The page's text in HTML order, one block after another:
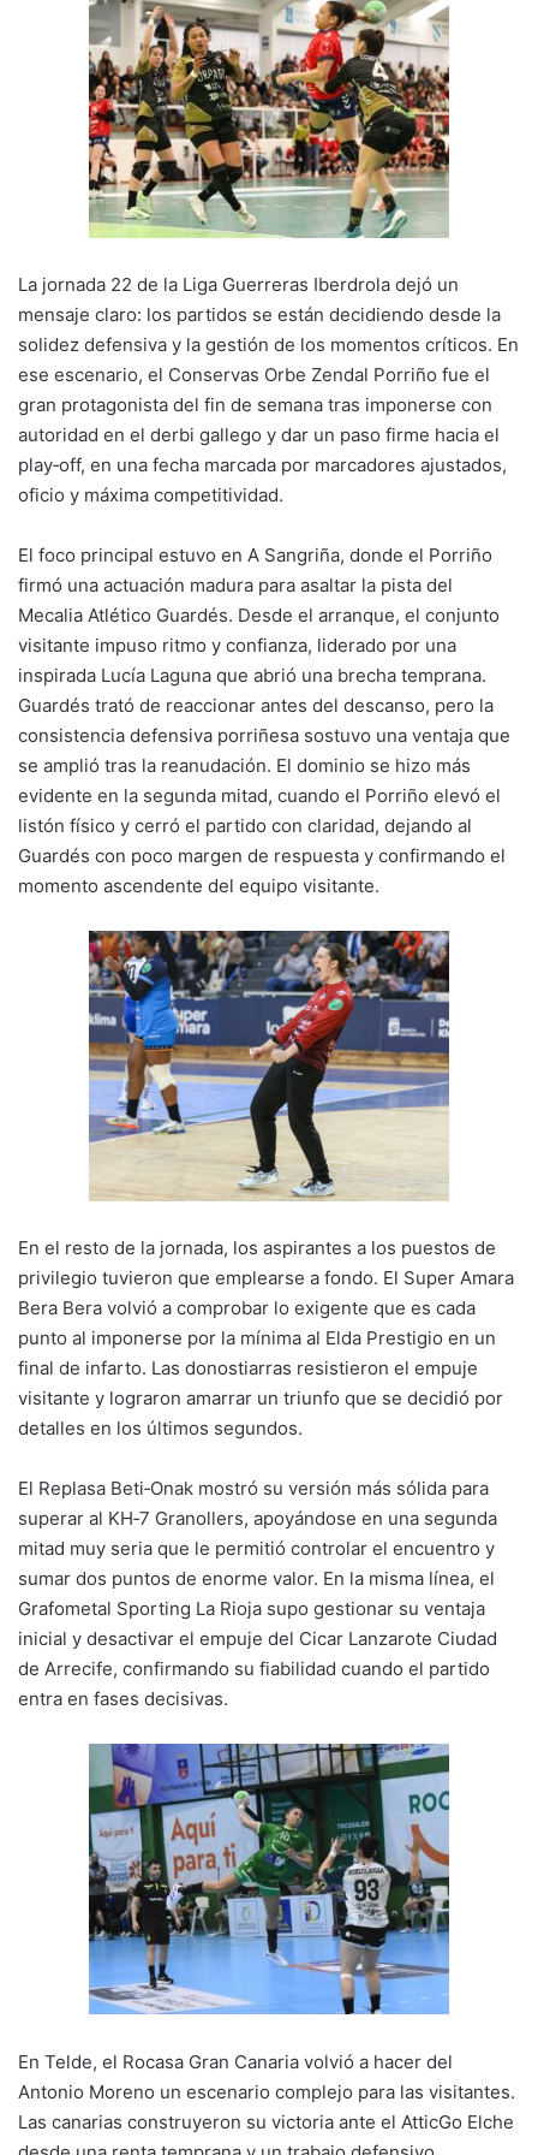
La jornada 22 de la Liga Guerreras Iberdrola dejó un
mensaje claro: los partidos se están decidiendo desde la
solidez defensiva y la gestión de los momentos críticos. En
ese escenario, el Conservas Orbe Zendal Porriño fue el
gran protagonista del fin de semana tras imponerse con
autoridad en el derbi gallego y dar un paso firme hacia el
play‑off, en una fecha marcada por marcadores ajustados,
oficio y máxima competitividad.
El foco principal estuvo en A Sangriña, donde el Porriño
firmó una actuación madura para asaltar la pista del
Mecalia Atlético Guardés. Desde el arranque, el conjunto
visitante impuso ritmo y confianza, liderado por una
inspirada Lucía Laguna que abrió una brecha temprana.
Guardés trató de reaccionar antes del descanso, pero la
consistencia defensiva porriñesa sostuvo una ventaja que
se amplió tras la reanudación. El dominio se hizo más
evidente en la segunda mitad, cuando el Porriño elevó el
listón físico y cerró el partido con claridad, dejando al
Guardés con poco margen de respuesta y confirmando el
momento ascendente del equipo visitante.
En el resto de la jornada, los aspirantes a los puestos de
privilegio tuvieron que emplearse a fondo. El Super Amara
Bera Bera volvió a comprobar lo exigente que es cada
punto al imponerse por la mínima al Elda Prestigio en un
final de infarto. Las donostiarras resistieron el empuje
visitante y lograron amarrar un triunfo que se decidió por
detalles en los últimos segundos.
El Replasa Beti‑Onak mostró su versión más sólida para
superar al KH‑7 Granollers, apoyándose en una segunda
mitad muy seria que le permitió controlar el encuentro y
sumar dos puntos de enorme valor. En la misma línea, el
Grafometal Sporting La Rioja supo gestionar su ventaja
inicial y desactivar el empuje del Cicar Lanzarote Ciudad
de Arrecife, confirmando su fiabilidad cuando el partido
entra en fases decisivas.
En Telde, el Rocasa Gran Canaria volvió a hacer del
Antonio Moreno un escenario complejo para las visitantes.
Las canarias construyeron su victoria ante el AtticGo Elche